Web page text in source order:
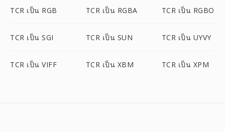
TCR เป็น RGB TCR เป็น RGBA TCR เป็น RGBO
TCR เป็น SGI TCR เป็น SUN TCR เป็น UYVY
TCR เป็น VIFF TCR เป็น XBM TCR เป็น XPM